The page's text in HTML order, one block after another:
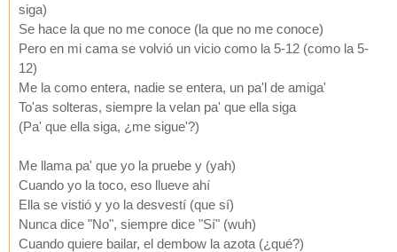
siga)
Se hace la que no me conoce (la que no me conoce)
Pero en mi cama se volvió un vicio como la 5-12 (como la 5-
12)
Me la como entera, nadie se entera, un pa'l de amiga'
To'as solteras, siempre la velan pa' que ella siga
(Pa' que ella siga, ¿me sigue'?)
Me llama pa' que yo la pruebe y (yah)
Cuando yo la toco, eso llueve ahí
Ella se vistió y yo la desvestí (que sí)
Nunca dice "No", siempre dice "Sí" (wuh)
Cuando quiere bailar, el dembow la azota (¿qué?)